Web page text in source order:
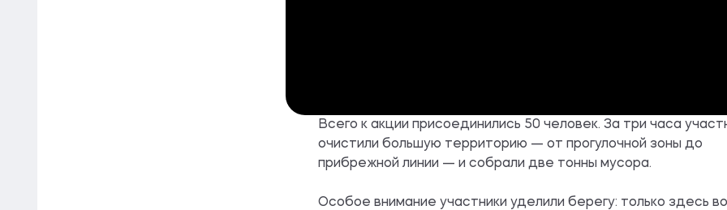
Всего к акции присоединились 50 человек. За три часа
очистили большую территорию — от прогулочной зоны до
прибрежной линии — и собрали две тонны мусора.
Особое внимание участники уделили берегу: только здесь